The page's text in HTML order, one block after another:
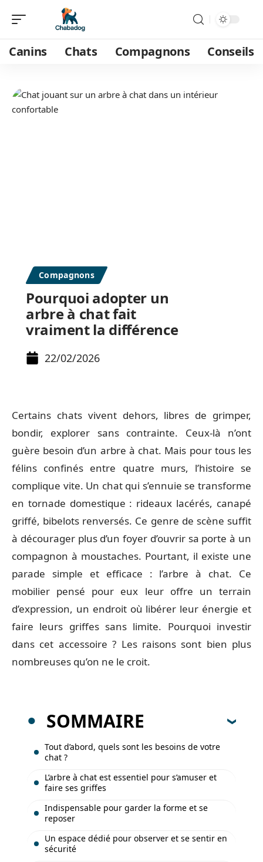
Canins Chats Compagnons Conseils
Compagnons
Pourquoi adopter un
arbre à chat fait
vraiment la différence
22/02/2026
Certains chats vivent dehors, libres de grimper,
bondir, explorer sans contrainte. Ceux-là n’ont
guère besoin d’un arbre à chat. Mais pour tous les
félins confinés entre quatre murs, l’histoire se
complique vite. Un chat qui s’ennuie se transforme
en tornade domestique : rideaux lacérés, canapé
griffé, bibelots renversés. Ce genre de scène suffit
à décourager plus d’un foyer d’ouvrir sa porte à un
compagnon à moustaches. Pourtant, il existe une
parade simple et efficace : l’arbre à chat. Ce
mobilier pensé pour eux leur offre un terrain
d’expression, un endroit où libérer leur énergie et
faire leurs griffes sans limite. Pourquoi investir
dans cet accessoire ? Les raisons sont bien plus
nombreuses qu’on ne le croit.
SOMMAIRE
Tout d’abord, quels sont les besoins de votre
chat ?
L’arbre à chat est essentiel pour s’amuser et
faire ses griffes
Indispensable pour garder la forme et se
reposer
Un espace dédié pour observer et se sentir en
sécurité